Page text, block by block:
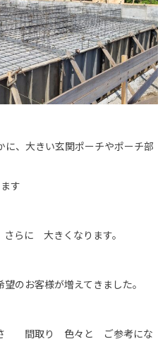
、大きい玄関ポーチやポーチ部
す
らに 大きくなります。
のお客様が増えてきました。
さ 間取り 色々と ご参考にな